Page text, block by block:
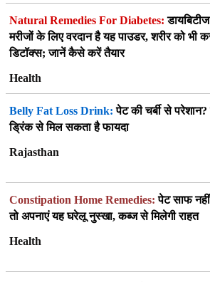
Natural Remedies For Diabetes:
मरीजों के लिए वरदान है यह पाउडर, शरीर को भी
डिटॉक्स; जानें कैसे करें तैयार
Health
Belly Fat Loss Drink: पेट की चर्बी से परेशान?
ड्रिंक से मिल सकता है फायदा
Rajasthan
Constipation Home Remedies: पेट साफ नहीं
तो अपनाएं यह घरेलू नुस्खा, कब्ज से मिलेगी राहत
Health